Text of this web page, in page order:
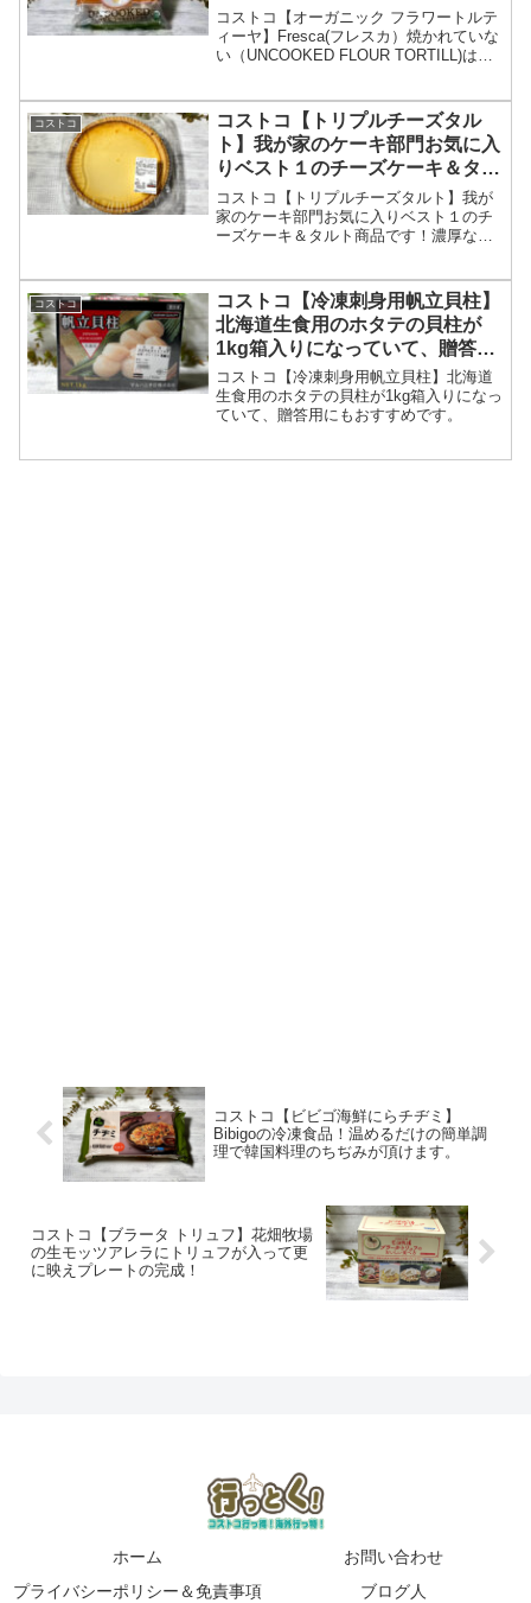
（UNCOOKED FLOUR
TORTILL)は焼きたての美味し
さ！
コストコ【オーガニック フラワートルテ
ィーヤ】Fresca(フレスカ）焼かれていな
い（UNCOOKED FLOUR TORTILL)は焼
コストコ
コストコ【トリプルチーズタル
ト】我が家のケーキ部門お気に入
りベスト１のチーズケーキ＆タル
ト商品です！
コストコ【トリプルチーズタルト】我が
家のケーキ部門お気に入りベスト１のチ
ーズケーキ＆タルト商品です！濃厚なチ
コストコ
コストコ【冷凍刺身用帆立貝柱】
北海道生食用のホタテの貝柱が
1kg箱入りになっていて、贈答用
にもおすすめです。
コストコ【冷凍刺身用帆立貝柱】北海道
生食用のホタテの貝柱が1kg箱入りになっ
ていて、贈答用にもおすすめです。
コストコ【ビビゴ海鮮にらチヂミ】
Bibigoの冷凍食品！温めるだけの簡単調
理で韓国料理のちぢみが頂けます。
コストコ【ブラータ トリュフ】花畑牧場
の生モッツアレラにトリュフが入って更
に映えプレートの完成！
ホーム
お問い合わせ
プライバシーポリシー＆免責事項
ブログ人